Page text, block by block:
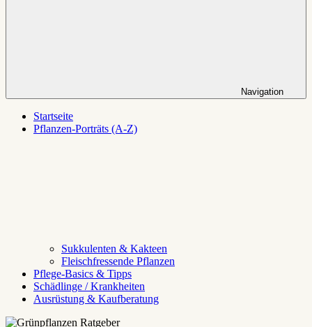
Navigation
Startseite
Pflanzen-Porträts (A-Z)
Sukkulenten & Kakteen
Fleischfressende Pflanzen
Pflege-Basics & Tipps
Schädlinge / Krankheiten
Ausrüstung & Kaufberatung